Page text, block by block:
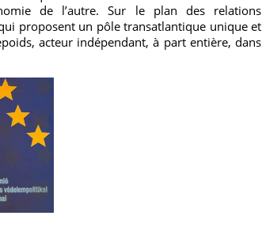
de l’autre. Sur le plan des relations
proposent un pôle transatlantique unique et
acteur indépendant, à part entière, dans